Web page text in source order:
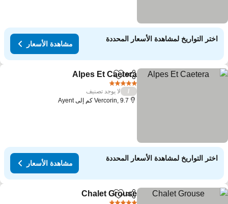
اختر التواريخ لمشاهدة الأسعار المحددة
مشاهدة الأسعار
مشاركةAdd to favorites
Alpes Et Caetera
لا يوجد تصنيف
Vercorin, 9.7 كم إلى Ayent
اختر التواريخ لمشاهدة الأسعار المحددة
مشاهدة الأسعار
مشاركةAdd to favorites
Chalet Grouse